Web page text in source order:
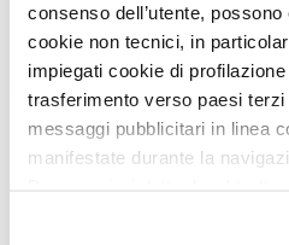
consenso dell’utente,
cookie non tecnici, in
impiegati cookie di
trasferimento verso paesi
messaggi pubblicitari in linea
manifestate durante la
Tutte le news
Eventi
Grandi Mostre